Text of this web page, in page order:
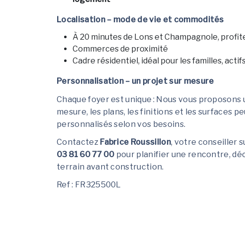
Localisation – mode de vie et commodités
À 20 minutes de Lons et Champagnole,
Commerces de proximité
Cadre résidentiel, idéal pour les familles,
Personnalisation – un projet sur mesure
Chaque foyer est unique : Nous vous
mesure, les plans, les finitions et les surfaces
personnalisés selon vos besoins.
Contactez Fabrice Roussillon, votre conseiller
03 81 60 77 00 pour planifier une rencontre,
terrain avant construction.
Ref : FR325500L